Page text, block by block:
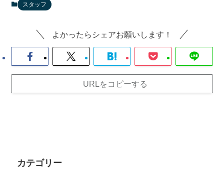
スタッフ
よかったらシェアお願いします！
URLをコピーする
カテゴリー